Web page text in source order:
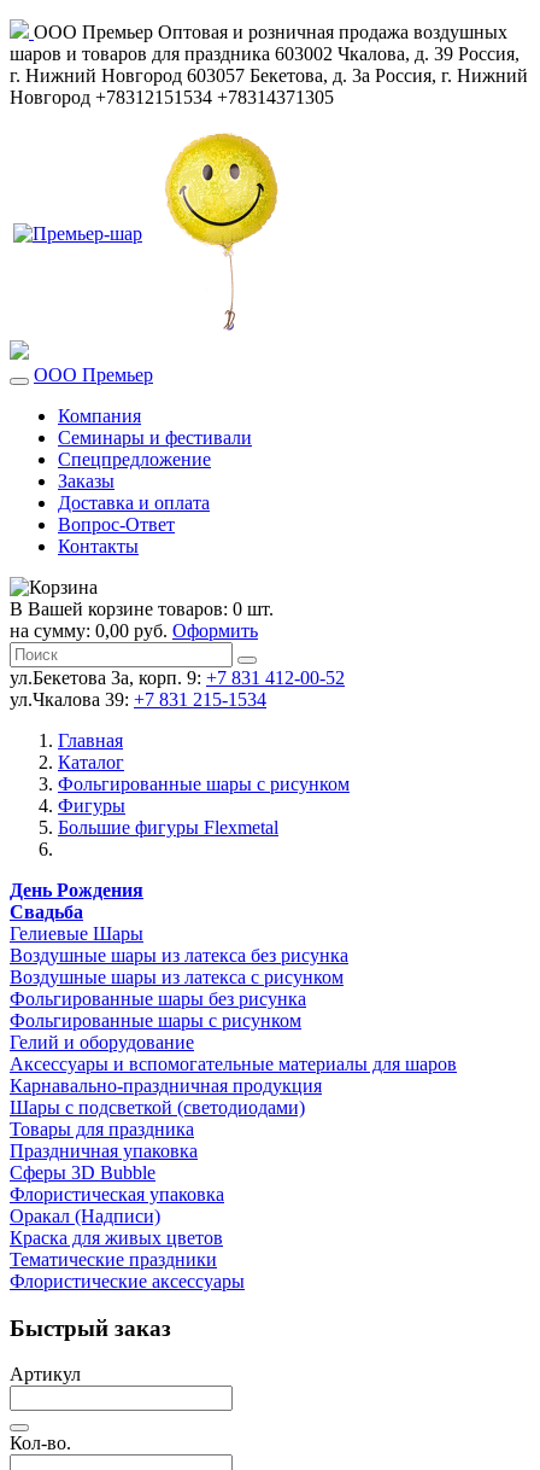
ООО Премьер Оптовая и розничная продажа воздушных
шаров и товаров для праздника 603002 Чкалова, д. 39 Россия,
г. Нижний Новгород 603057 Бекетова, д. 3а Россия, г. Нижний
Новгород +78312151534 +78314371305
ООО Премьер
Компания
Семинары и фестивали
Спецпредложение
Заказы
Доставка и оплата
Вопрос-Ответ
Контакты
В Вашей корзине товаров: 0 шт.
на сумму: 0,00 руб. Оформить
ул.Бекетова 3а, корп. 9: +7 831 412-00-52
ул.Чкалова 39: +7 831 215-1534
Главная
Каталог
Фольгированные шары с рисунком
Фигуры
Большие фигуры Flexmetal
День Рождения
Свадьба
Гелиевые Шары
Воздушные шары из латекса без рисунка
Воздушные шары из латекса с рисунком
Фольгированные шары без рисунка
Фольгированные шары с рисунком
Гелий и оборудование
Аксессуары и вспомогательные материалы для шаров
Карнавально-праздничная продукция
Шары с подсветкой (светодиодами)
Товары для праздника
Праздничная упаковка
Сферы 3D Bubble
Флористическая упаковка
Оракал (Надписи)
Краска для живых цветов
Тематические праздники
Флористические аксессуары
Быстрый заказ
Артикул
Кол-во.